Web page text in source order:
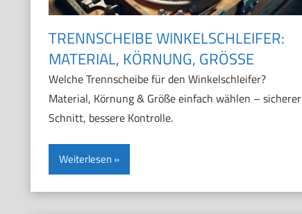
TRENNSCHEIBE WINKELSCHLEIFER:
MATERIAL, KÖRNUNG, GRÖSSE
Welche Trennscheibe für den Winkelschleifer?
Material, Körnung & Größe einfach wählen – sicherer
Schnitt, bessere Kontrolle.
Weiterlesen